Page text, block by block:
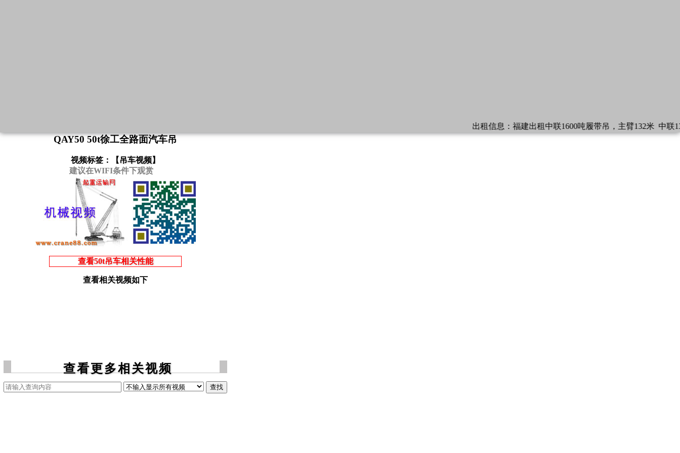
出租信息： 福建出租中联1600吨履带吊，主臂132米 中联
QAY50 50t徐工全路面汽车吊
视频标签：【 吊车视频】
建议在WIFI条件下观赏
查看50t吊车相关性能
查看相关视频如下
查看更多相关视频